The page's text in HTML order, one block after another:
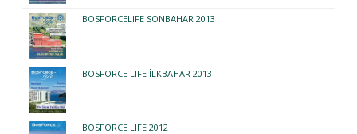
BOSFORCELIFE SONBAHAR 2013
BOSFORCE LIFE İLKBAHAR 2013
BOSFORCE LIFE 2012